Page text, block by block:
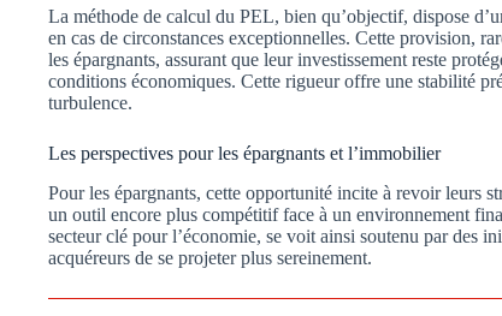
La méthode de calcul du PEL, bien qu’objectif, dispose
en cas de circonstances exceptionnelles. Cette provision,
les épargnants, assurant que leur investissement reste
conditions économiques. Cette rigueur offre une stabilité
turbulence.
Les perspectives pour les épargnants et l’immobilier
Pour les épargnants, cette opportunité incite à revoir leurs
un outil encore plus compétitif face à un environnement
secteur clé pour l’économie, se voit ainsi soutenu par des
acquéreurs de se projeter plus sereinement.